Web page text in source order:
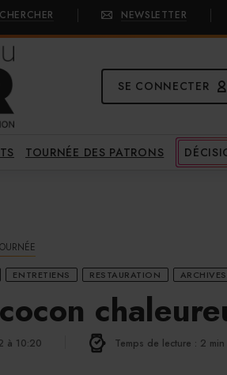
NEWSLETTER
SE CONNECTER
TOURNÉE DES PATRONS
ENTRETIENS RESTAURATION ARCHIVES
à 10:20 Temps de lecture : 2 min